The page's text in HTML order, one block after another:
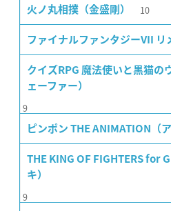
火ノ丸相撲（金盛剛） 10
ファイナルファンタジーVII リ
クイズRPG 魔法使いと黒猫の
ェーファー）
9
ピンポン THE ANIMATION（
THE KING OF FIGHTERS for
キ）
9